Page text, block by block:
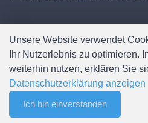
Merkliste
Unsere Website verwendet
Ihr Nutzerlebnis zu optimieren.
weiterhin nutzen, erklären Sie
Datenschutzerklärung anzeigen
Ich bin einverstanden